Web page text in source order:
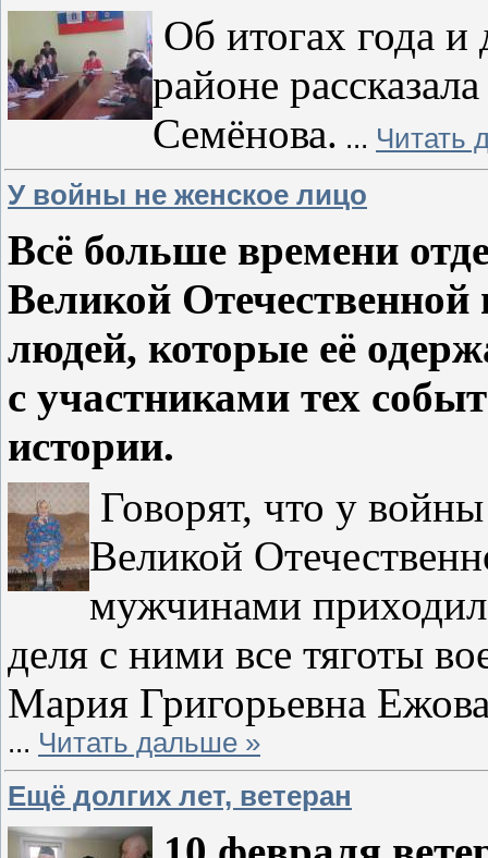
Об итогах года и
районе
Семёнова. ... Читать
У войны не женское лицо
Всё больше времени
Великой Отечественной
людей, которые её
с участниками тех
истории.
Говорят, что у
Великой
мужчинами
деля с ними все тяготы
Мария Григорьевна
... Читать дальше »
Ещё долгих лет, ветеран